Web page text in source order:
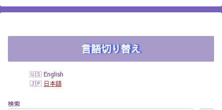
言語切り替え
English
日本語
検索